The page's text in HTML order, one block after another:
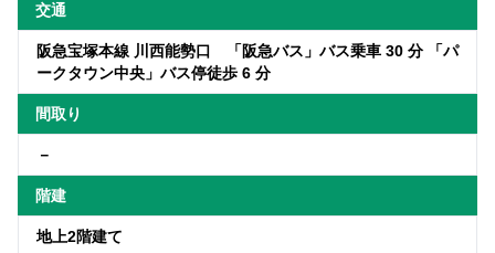
交通
阪急宝塚本線 川西能勢口 「阪急バス」バス乗車 30 分 「パ
ークタウン中央」バス停徒歩 6 分
間取り
－
階建
地上2階建て